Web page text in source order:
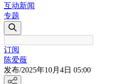
互动新闻
专题
订阅
陈爱薇
发布/2025年10月4日 05:00